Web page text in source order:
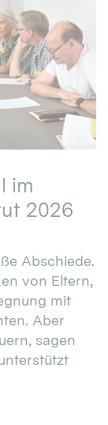
im
2026
Abschiede.
von Eltern,
mit
Aber
sagen